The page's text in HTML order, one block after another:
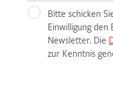
Bitte schicken
Einwilligung den
Newsletter. Die
zur Kenntnis